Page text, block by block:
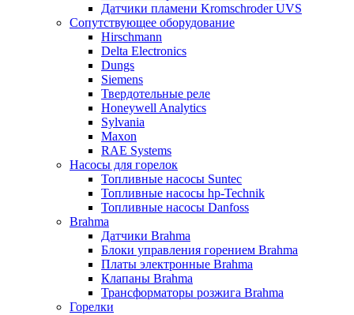
Датчики пламени Kromschroder UVS
Сопутствующее оборудование
Hirschmann
Delta Electronics
Dungs
Siemens
Твердотельные реле
Honeywell Analytics
Sylvania
Maxon
RAE Systems
Насосы для горелок
Топливные насосы Suntec
Топливные насосы hp-Technik
Топливные насосы Danfoss
Brahma
Датчики Brahma
Блоки управления горением Brahma
Платы электронные Brahma
Клапаны Brahma
Трансформаторы розжига Brahma
Горелки